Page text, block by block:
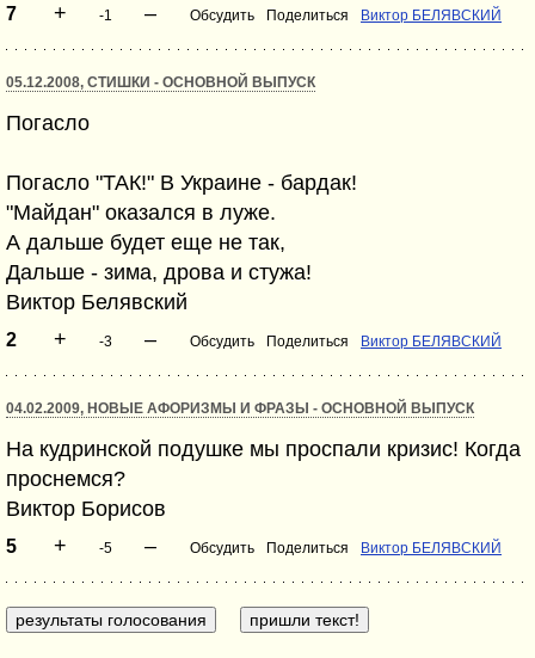
7 + -1 – Обсудить Поделиться Виктор БЕЛЯВСКИЙ
05.12.2008, СТИШКИ - ОСНОВНОЙ ВЫПУСК
Погасло
Погасло "ТАК!" В Украине - бардак!
"Майдан" оказался в луже.
А дальше будет еще не так,
Дальше - зима, дрова и стужа!
Виктор Белявский
2 + -3 – Обсудить Поделиться Виктор БЕЛЯВСКИЙ
04.02.2009, НОВЫЕ АФОРИЗМЫ И ФРАЗЫ - ОСНОВНОЙ ВЫПУСК
На кудринской подушке мы проспали кризис! Когда
проснемся?
Виктор Борисов
5 + -5 – Обсудить Поделиться Виктор БЕЛЯВСКИЙ